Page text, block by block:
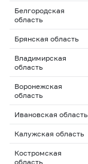
Белгородская
область
Брянская область
Владимирская
область
Воронежская
область
Ивановская область
Калужская область
Костромская
область